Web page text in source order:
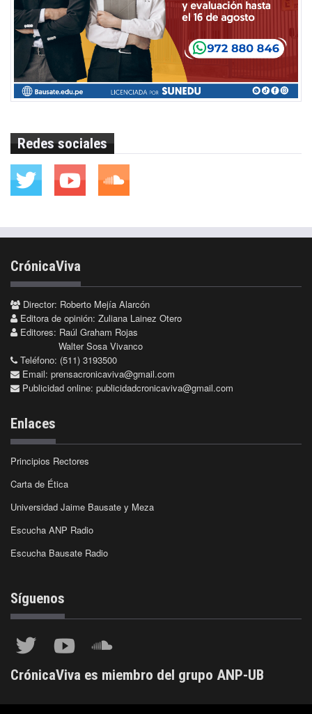
Redes sociales
CrónicaViva
Director: Roberto Mejía Alarcón
Editora de opinión: Zuliana Lainez Otero
Editores: Raúl Graham Rojas
Walter Sosa Vivanco
Teléfono: (511) 3193500
Email: prensacronicaviva@gmail.com
Publicidad online: publicidadcronicaviva@gmail.com
Enlaces
Principios Rectores
Carta de Ética
Universidad Jaime Bausate y Meza
Escucha ANP Radio
Escucha Bausate Radio
Síguenos
CrónicaViva es miembro del grupo ANP-UB